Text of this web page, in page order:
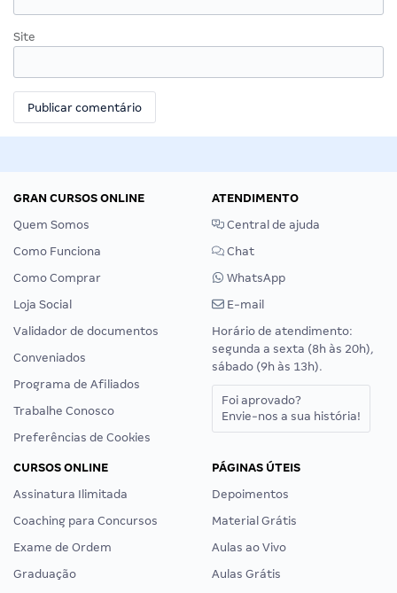
Site
GRAN CURSOS ONLINE
Quem Somos
Como Funciona
Como Comprar
Loja Social
Validador de documentos
Conveniados
Programa de Afiliados
Trabalhe Conosco
Preferências de Cookies
ATENDIMENTO
Central de ajuda
Chat
WhatsApp
E-mail
Horário de atendimento:
segunda a sexta (8h às 20h),
sábado (9h às 13h).
Foi aprovado?
Envie-nos a sua história!
CURSOS ONLINE
Assinatura Ilimitada
Coaching para Concursos
Exame de Ordem
Graduação
PÁGINAS ÚTEIS
Depoimentos
Material Grátis
Aulas ao Vivo
Aulas Grátis